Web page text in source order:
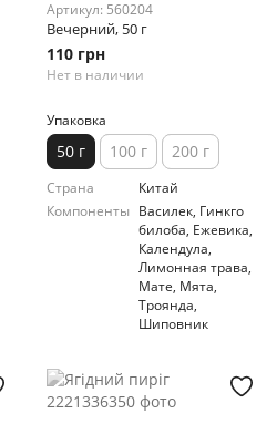
Артикул: 560204
Вечерний, 50 г
110 грн
Нет в наличии
Упаковка
50 г 100 г 200 г
Страна
Китай
Компоненты Василек, Гинкго
билоба, Ежевика,
Календула,
Лимонная трава,
Мате, Мята,
Троянда,
Шиповник